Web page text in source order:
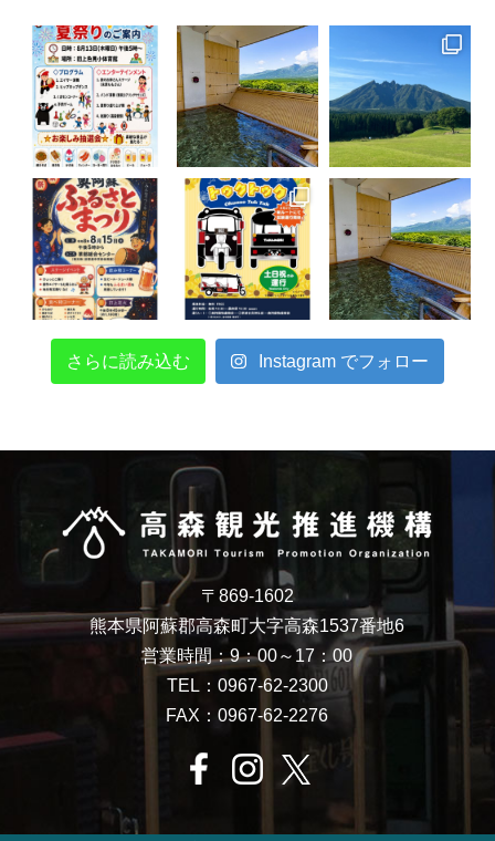
さらに読み込む Instagram でフォロー
〒869-1602
熊本県阿蘇郡高森町大字高森1537番地6
営業時間：9：00～17：00
TEL：0967-62-2300
FAX：0967-62-2276